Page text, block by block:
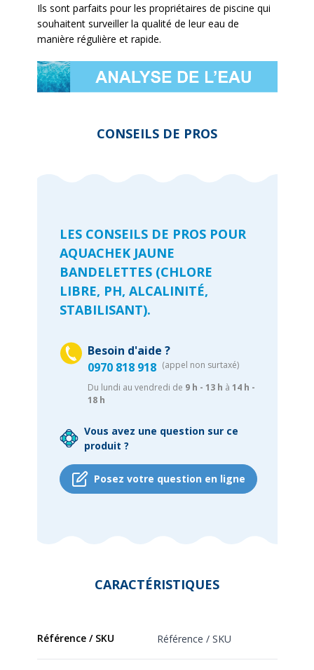
Ils sont parfaits pour les propriétaires de piscine qui
souhaitent surveiller la qualité de leur eau de
manière régulière et rapide.
CONSEILS DE PROS
LES CONSEILS DE PROS POUR
AQUACHEK JAUNE
BANDELETTES (CHLORE
LIBRE, PH, ALCALINITÉ,
STABILISANT).
Besoin d'aide ?
0970 818 918 (appel non surtaxé)
Du lundi au vendredi de 9 h - 13 h à 14 h -
18 h
Vous avez une question sur ce
produit ?
Posez votre question en ligne
CARACTÉRISTIQUES
Référence / SKU Référence / SKU